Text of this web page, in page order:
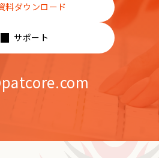
料ダウンロード
サポート